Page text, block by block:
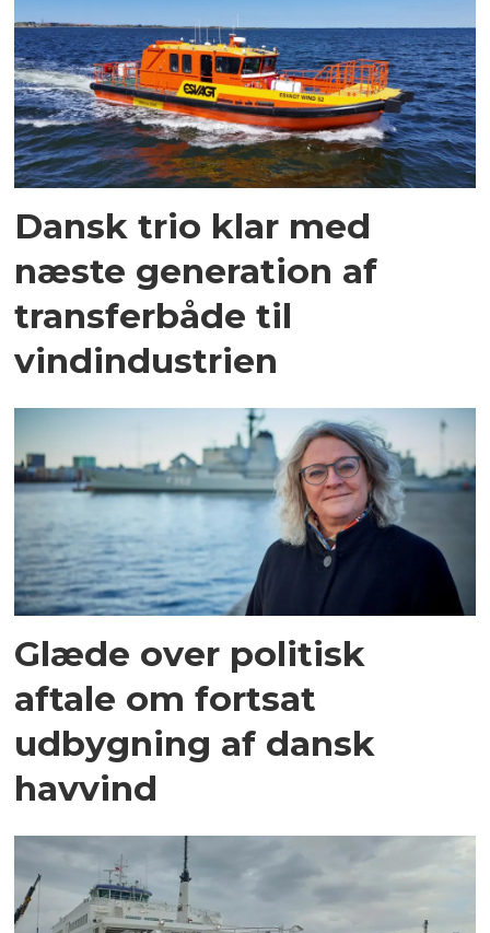
Dansk trio klar med
næste generation af
transferbåde til
vindindustrien
Glæde over politisk
aftale om fortsat
udbygning af dansk
havvind